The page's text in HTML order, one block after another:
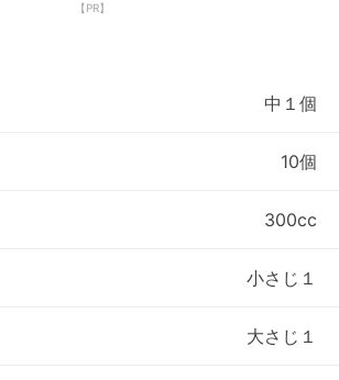
【PR】
中１個
10個
300cc
小さじ１
大さじ１